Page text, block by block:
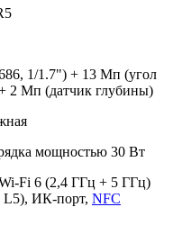
1/1.7") + 13 Мп (угол
2 Мп (датчик глубины)
мощностью 30 Вт
Fi 6 (2,4 ГГц + 5 ГГц)
L5), ИК-порт, NFC